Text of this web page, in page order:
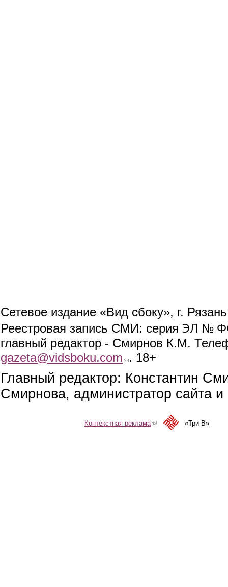
Сетевое издание «Вид сбоку», г.
Реестровая запись СМИ: серия ЭЛ №
главный редактор - Смирнов К.М.
gazeta@vidsboku.com (link sends e-mail)
. 18+
Главный редактор: Константин
Смирнова, администратор сайта
Контекстная реклама(link is external)«Три-В»